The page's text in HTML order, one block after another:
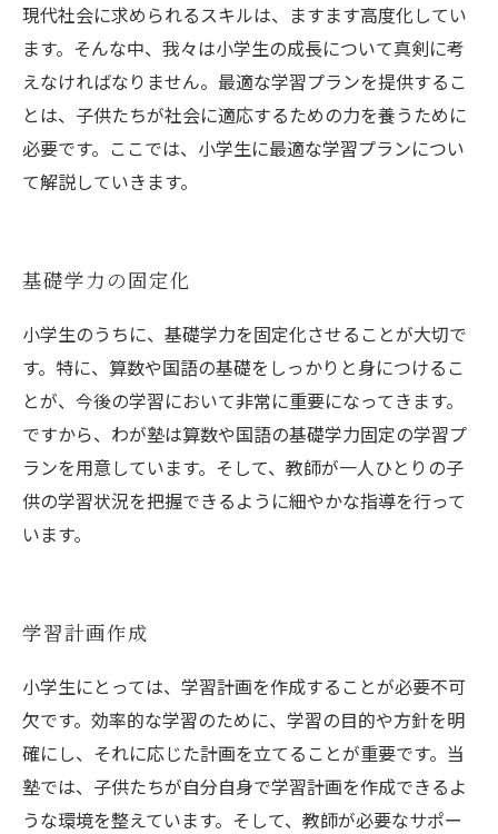
現代社会に求められるスキルは、ますます高度化してい
ます。そんな中、我々は小学生の成長について真剣に考
えなければなりません。最適な学習プランを提供するこ
とは、子供たちが社会に適応するための力を養うために
必要です。ここでは、小学生に最適な学習プランについ
て解説していきます。
基礎学力の固定化
小学生のうちに、基礎学力を固定化させることが大切で
す。特に、算数や国語の基礎をしっかりと身につけるこ
とが、今後の学習において非常に重要になってきます。
ですから、わが塾は算数や国語の基礎学力固定の学習プ
ランを用意しています。そして、教師が一人ひとりの子
供の学習状況を把握できるように細やかな指導を行って
います。
学習計画作成
小学生にとっては、学習計画を作成することが必要不可
欠です。効率的な学習のために、学習の目的や方針を明
確にし、それに応じた計画を立てることが重要です。当
塾では、子供たちが自分自身で学習計画を作成できるよ
うな環境を整えています。そして、教師が必要なサポー